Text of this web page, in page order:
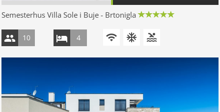
Semesterhus Villa Sole i Buje - Brtonigla
10 4